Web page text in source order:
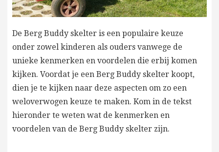
De Berg Buddy skelter is een populaire keuze
onder zowel kinderen als ouders vanwege de
unieke kenmerken en voordelen die erbij komen
kijken. Voordat je een Berg Buddy skelter koopt,
dien je te kijken naar deze aspecten om zo een
weloverwogen keuze te maken. Kom in de tekst
hieronder te weten wat de kenmerken en
voordelen van de Berg Buddy skelter zijn.